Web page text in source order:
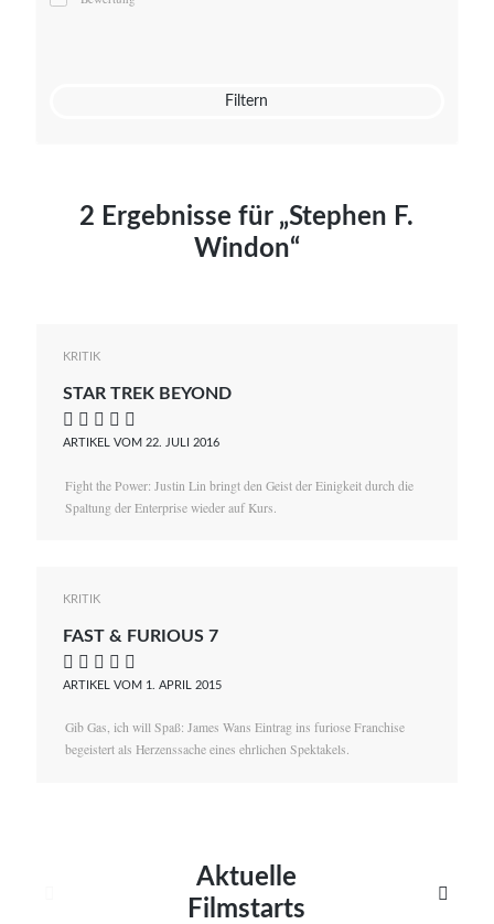
Mato von Vogelstein
Filtern
2 Ergebnisse für „Stephen F.
Windon“
KRITIK
STAR TREK BEYOND
    
ARTIKEL VOM 22. JULI 2016
Fight the Power: Justin Lin bringt den Geist der Einigkeit durch die
Spaltung der Enterprise wieder auf Kurs.
KRITIK
FAST & FURIOUS 7
    
ARTIKEL VOM 1. APRIL 2015
Gib Gas, ich will Spaß: James Wans Eintrag ins furiose Franchise
begeistert als Herzenssache eines ehrlichen Spektakels.
Aktuelle
Filmstarts
